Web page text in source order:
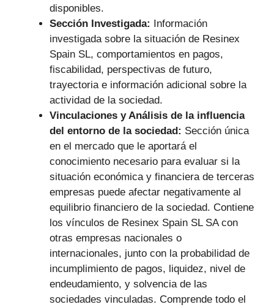
disponibles.
Sección Investigada: Información
investigada sobre la situación de Resinex
Spain SL, comportamientos en pagos,
fiscabilidad, perspectivas de futuro,
trayectoria e información adicional sobre la
actividad de la sociedad.
Vinculaciones y Análisis de la influencia
del entorno de la sociedad: Sección única
en el mercado que le aportará el
conocimiento necesario para evaluar si la
situación económica y financiera de terceras
empresas puede afectar negativamente al
equilibrio financiero de la sociedad. Contiene
los vínculos de Resinex Spain SL SA con
otras empresas nacionales o
internacionales, junto con la probabilidad de
incumplimiento de pagos, liquidez, nivel de
endeudamiento, y solvencia de las
sociedades vinculadas. Comprende todo el